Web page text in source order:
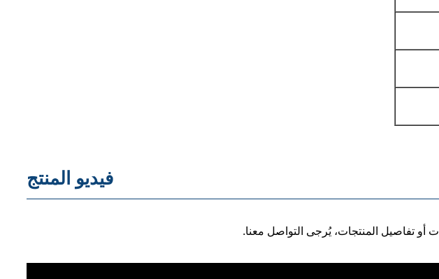
فيديو المنتج